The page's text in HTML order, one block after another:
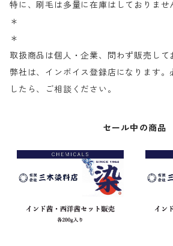
特に、刷毛は多量に在庫はしておりませ
＊
＊
取扱商品は個人・企業、問わず販売して
弊社は、インボイス登録店になります。
したら、ご相談ください。
セール中の商品